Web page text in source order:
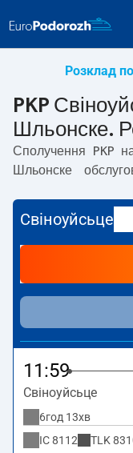
Розклад
PKP
Шльонске.
Сполучення PKP
Шльонске
з
потяг до Олесно
маршруті
також інші потяги:
зазвичай довший час
маршрут на
Свіноуйсьце
11:59
Свіноуйсьце
6год 13хв
IC8112 TLK